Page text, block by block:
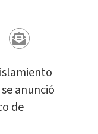
anunció
de